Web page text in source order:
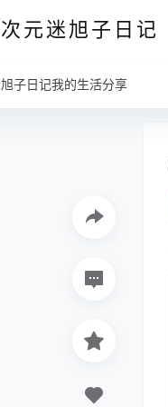
次元迷旭子日记
旭子日记我的生活分享